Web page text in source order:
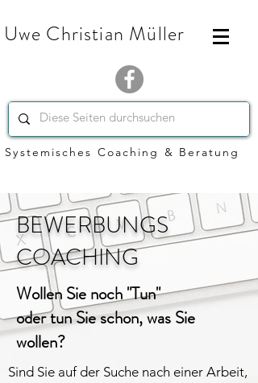
Uwe Christian Müller
Systemisches Coaching & Beratung
BEWERBUNGS
COACHING
Wollen Sie noch "Tun"
oder tun Sie schon, was Sie
wollen?
Sind Sie auf der Suche nach einer Arbeit,